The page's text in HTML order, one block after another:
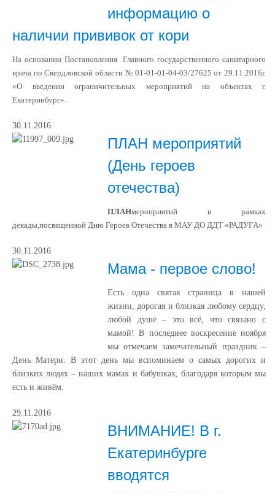
информацию о
наличии прививок от кори
На основании ПостановленияГлавного государственного санитарного
врача по Свердловской области № 01-01-01-04-03/27625 от 29.11.2016г.
«О введении ограничительных мероприятий на объектах г.
Екатеринбург».
30.11.2016
ПЛАН мероприятий
(День героев
отечества)
ПЛАНмероприятий в рамках
декады,посвященной Дню Героев Отечества в МАУ ДО ДДТ «РАДУГА»
30.11.2016
Мама - первое слово!
Есть одна святая страница в нашей
жизни, дорогая и близкая любому сердцу,
любой душе – это всё, что связано с
мамой! В последнее воскресение ноября
мы отмечаем замечательный праздник –
День Матери. В этот день мы вспоминаем о самых дорогих и
близких людях – наших мамах и бабушках, благодаря которым мы
есть и живём.
29.11.2016
ВНИМАНИЕ! В г.
Екатеринбурге
вводятся